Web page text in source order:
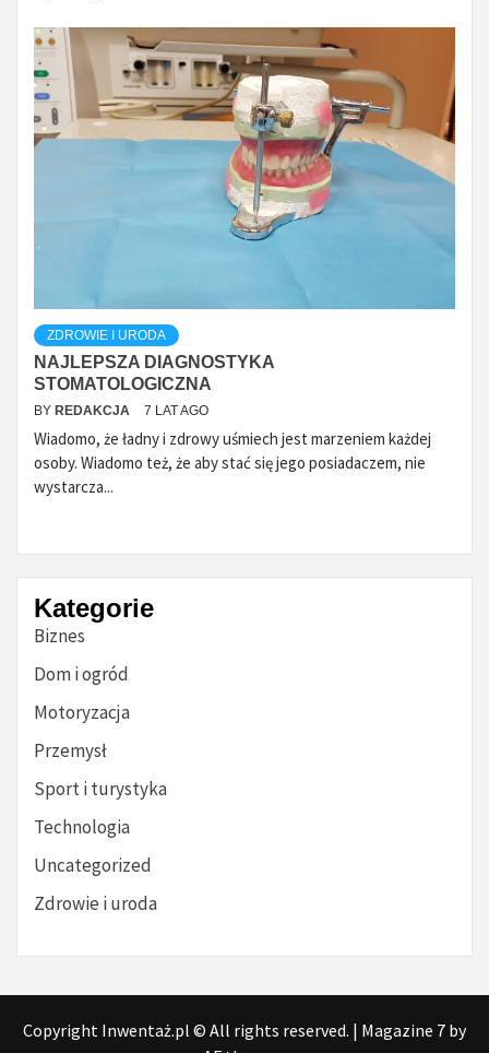
ZDROWIE I URODA
NAJLEPSZA DIAGNOSTYKA
STOMATOLOGICZNA
BY REDAKCJA 7 LAT AGO
Wiadomo, że ładny i zdrowy uśmiech jest marzeniem każdej
osoby. Wiadomo też, że aby stać się jego posiadaczem, nie
wystarcza...
Kategorie
Biznes
Dom i ogród
Motoryzacja
Przemysł
Sport i turystyka
Technologia
Uncategorized
Zdrowie i uroda
Copyright Inwentaż.pl © All rights reserved. | Magazine 7 by